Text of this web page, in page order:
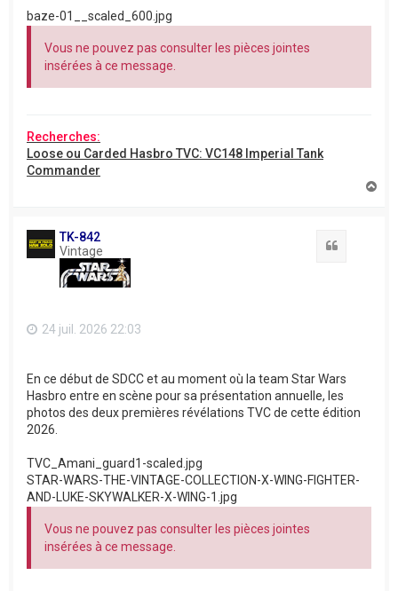
baze-01__scaled_600.jpg
Vous ne pouvez pas consulter les pièces jointes
insérées à ce message.
Recherches:
Loose ou Carded Hasbro TVC: VC148 Imperial Tank
Commander
TK-842
Vintage
24 juil. 2026 22:03
En ce début de SDCC et au moment où la team Star Wars
Hasbro entre en scène pour sa présentation annuelle, les
photos des deux premières révélations TVC de cette édition
2026.
TVC_Amani_guard1-scaled.jpg
STAR-WARS-THE-VINTAGE-COLLECTION-X-WING-FIGHTER-
AND-LUKE-SKYWALKER-X-WING-1.jpg
Vous ne pouvez pas consulter les pièces jointes
insérées à ce message.